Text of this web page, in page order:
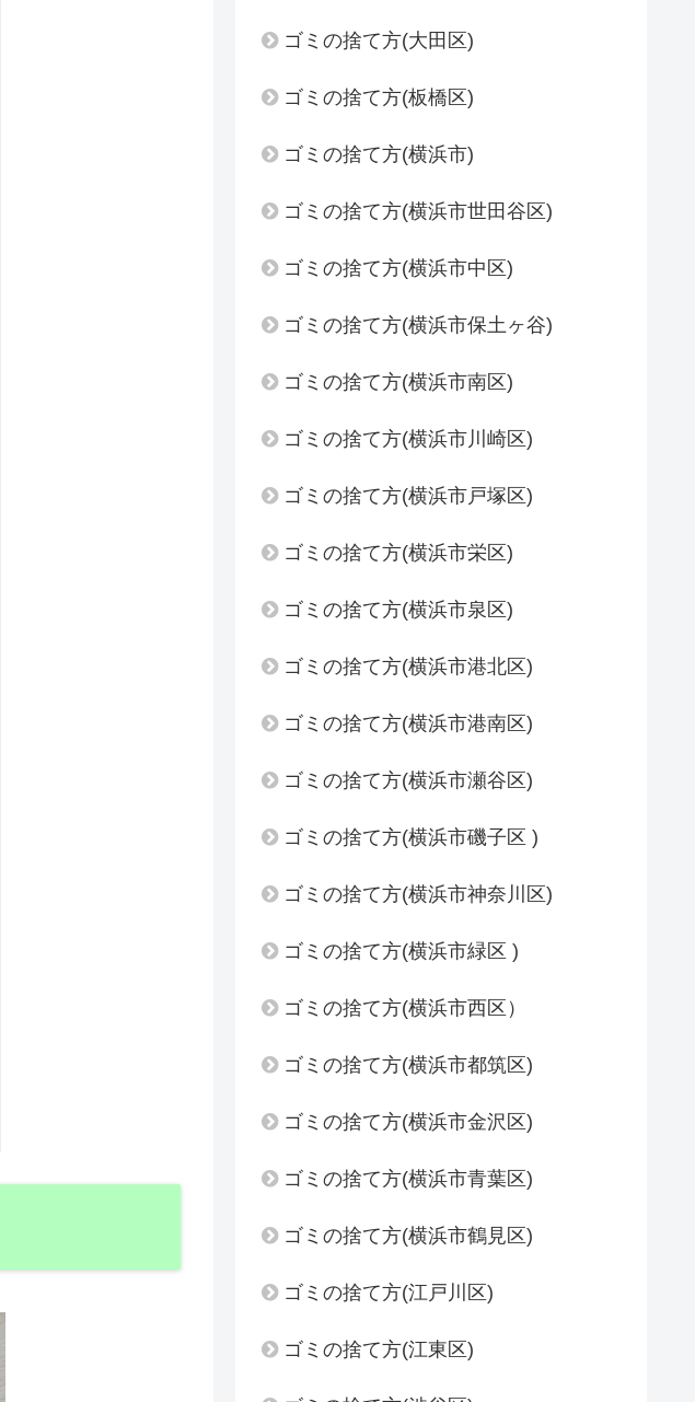
ゴミの捨て方(大田区)
ゴミの捨て方(板橋区)
ゴミの捨て方(横浜市)
ゴミの捨て方(横浜市世田谷区)
ゴミの捨て方(横浜市中区)
ゴミの捨て方(横浜市保土ヶ谷)
ゴミの捨て方(横浜市南区)
ゴミの捨て方(横浜市川崎区)
ゴミの捨て方(横浜市戸塚区)
ゴミの捨て方(横浜市栄区)
ゴミの捨て方(横浜市泉区)
ゴミの捨て方(横浜市港北区)
ゴミの捨て方(横浜市港南区)
ゴミの捨て方(横浜市瀬谷区)
ゴミの捨て方(横浜市磯子区 )
ゴミの捨て方(横浜市神奈川区)
ゴミの捨て方(横浜市緑区 )
ゴミの捨て方(横浜市西区）
ゴミの捨て方(横浜市都筑区)
ゴミの捨て方(横浜市金沢区)
ゴミの捨て方(横浜市青葉区)
ゴミの捨て方(横浜市鶴見区)
ゴミの捨て方(江戸川区)
ゴミの捨て方(江東区)